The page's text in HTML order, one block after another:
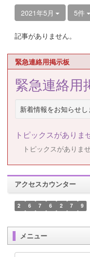
2021年5月 5件
記事がありません。
緊急連絡用掲示板
緊急連絡用
新着情報をお知らせし
トピックスがありま
トピックスがありま
アクセスカウンター
2 6 7 6 2 7 9
メニュー